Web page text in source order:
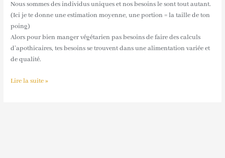
Nous sommes des individus uniques et nos besoins le sont tout autant.
(Ici je te donne une estimation moyenne, une portion = la taille de ton
poing)
Alors pour bien manger végétarien pas besoins de faire des calculs
d’apothicaires, tes besoins se trouvent dans une alimentation variée et
de qualité.
Lire la suite »